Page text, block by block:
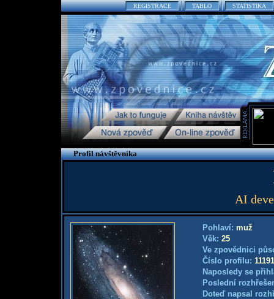
REGISTRACE TABLO STATISTIKA
Profil návštěvníka
AI
Pohlaví: muž
Věk: 25
Ve zpovědnici
Číslo profilu:
Naposledy se
Poslední
Doteď napsal